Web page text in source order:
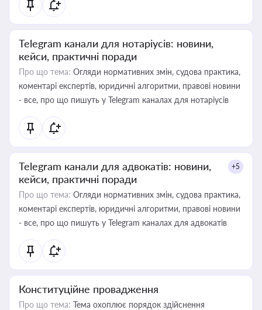
Telegram канали для нотаріусів: новини,
кейси, практичні поради
Про що тема: Огляди нормативних змін, судова практика,
коментарі експертів, юридичні алгоритми, правові новини
- все, про що пишуть у Telegram каналах для нотаріусів
Telegram канали для адвокатів: новини,
кейси, практичні поради
+5
Про що тема: Огляди нормативних змін, судова практика,
коментарі експертів, юридичні алгоритми, правові новини
- все, про що пишуть у Telegram каналах для адвокатів
Конституційне провадження
Про що тема: Тема охоплює порядок здійснення